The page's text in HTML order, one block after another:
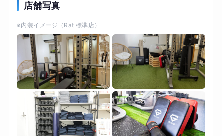
店舗写真
※内装イメージ（Rat 標準店）